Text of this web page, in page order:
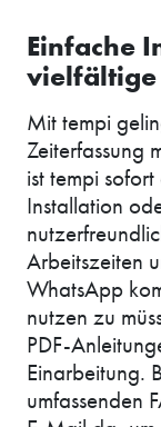
Einfache
vielfältige
Mit tempi
Zeiterfassung
ist tempi
Installation
Arbeitszeiten
WhatsApp
nutzen zu
PDF-
Einarbeitung.
umfassenden